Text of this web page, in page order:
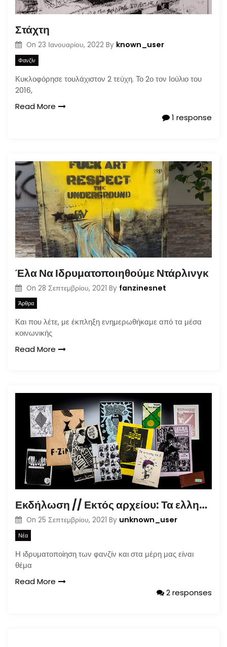
n
Στάχτη
On 23 Ιανουαρίου, 2022 By known_user
Φανζίν
Κυκλοφόρησε τουλάχιστον 2 τεύχη. Το 2ο τον Ιούλιο του
2016,
Read More
1 response
Έλα Να Ιδρυματοποιηθούμε Ντάρλινγκ
On 28 Σεπτεμβρίου, 2021 By fanzinesnet
Άρθρα
Και που λέτε, με έκπληξη ενημερωθήκαμε από τα μέσα
κοινωνικής
Read More
Εκδήλωση // Εκτός αρχείου: Τα ελληνικά φανζίν στην εποχή της τεκμηρίωσης (30.09.2021)
On 25 Σεπτεμβρίου, 2021 By unknown_user
Νέα
Η ιδρυματοποίηση των φανζίν και στα μέρη μας είναι
θέμα
Read More
2 responses